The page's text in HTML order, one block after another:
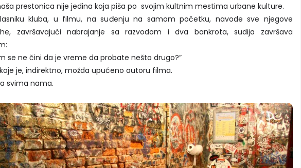
prestonica nije jedina koja piša po svojim kultnim mestima urbane kulture.
kluba, u filmu, na suđenju na samom početku, navode sve njegove
završavajući nabrajanje sa razvodom i dva bankrota, sudija završava
se ne čini da je vreme da probate nešto drugo?”
je, indirektno, možda upućeno autoru filma.
svima nama.